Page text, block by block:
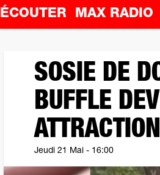
ÉCOUTER MAX
SOSIE DE
BUFFLE
Jeudi 21 Mai - 16:00